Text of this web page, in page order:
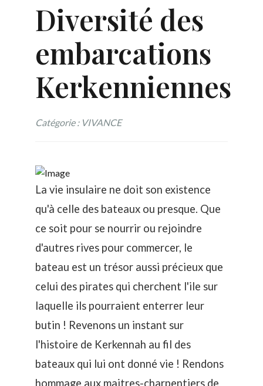
Diversité des
embarcations
Kerkenniennes
Catégorie : VIVANCE
La vie insulaire ne doit son existence
qu'à celle des bateaux ou presque. Que
ce soit pour se nourrir ou rejoindre
d'autres rives pour commercer, le
bateau est un trésor aussi précieux que
celui des pirates qui cherchent l'ile sur
laquelle ils pourraient enterrer leur
butin ! Revenons un instant sur
l'histoire de Kerkennah au fil des
bateaux qui lui ont donné vie ! Rendons
hommage aux maitres-charpentiers de